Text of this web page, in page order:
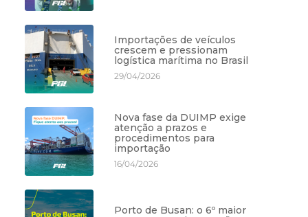
Importações de veículos
crescem e pressionam
logística marítima no Brasil
29/04/2026
Nova fase da DUIMP exige
atenção a prazos e
procedimentos para
importação
16/04/2026
Porto de Busan: o 6º maior